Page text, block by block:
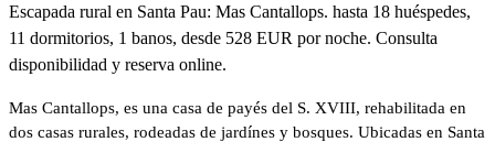
Escapada rural en Santa Pau: Mas Cantallops. hasta 18 huéspedes,
11 dormitorios, 1 banos, desde 528 EUR por noche. Consulta
disponibilidad y reserva online.
Mas Cantallops, es una casa de payés del S. XVIII, rehabilitada en
dos casas rurales, rodeadas de jardínes y bosques. Ubicadas en Santa